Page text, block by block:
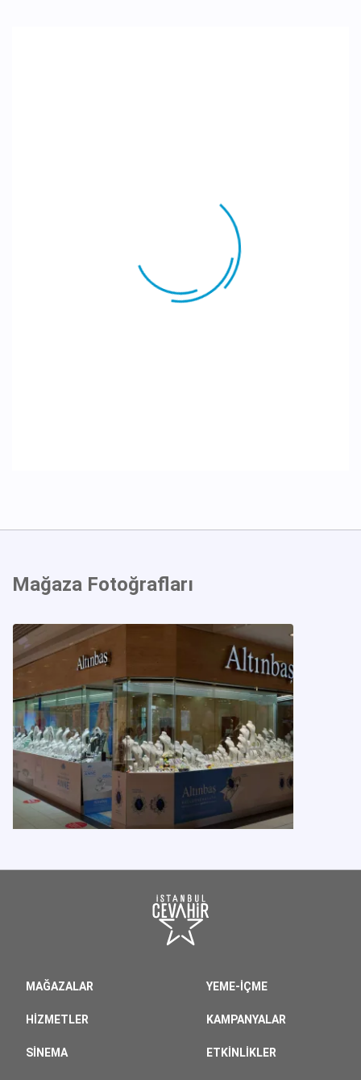
Mağaza Fotoğrafları
MAĞAZALAR YEME-İÇME
HIZMETLER KAMPANYALAR
SINEMA ETKINLIKLER